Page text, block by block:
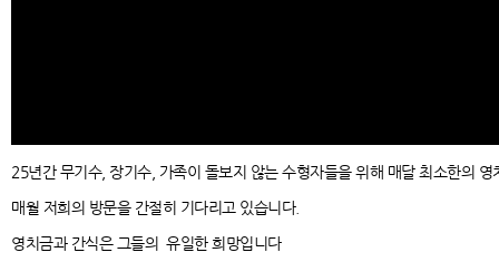
25년간 무기수, 장기수, 가족이 돌보지 않는 수형자들을 위해 매달 최소한의
매월 저희의 방문을 간절히 기다리고 있습니다.
영치금과 간식은 그들의 유일한 희망입니다